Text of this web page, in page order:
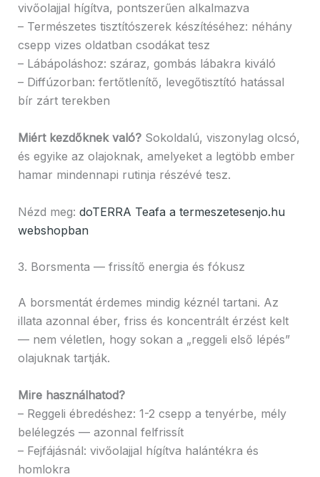
vivőolajjal hígítva, pontszerűen alkalmazva
– Természetes tisztítószerek készítéséhez: néhány
csepp vizes oldatban csodákat tesz
– Lábápoláshoz: száraz, gombás lábakra kiváló
– Diffúzorban: fertőtlenítő, levegőtisztító hatással
bír zárt terekben
Miért kezdőknek való?Sokoldalú, viszonylag olcsó,
és egyike az olajoknak, amelyeket a legtöbb ember
hamar mindennapi rutinja részévé tesz.
Nézd meg: doTERRA Teafa a termeszetesenjo.hu
webshopban
3. Borsmenta — frissítő energia és fókusz
A borsmentát érdemes mindig kéznél tartani. Az
illata azonnal éber, friss és koncentrált érzést kelt
— nem véletlen, hogy sokan a „reggeli első lépés”
olajuknak tartják.
Mire használhatod?
– Reggeli ébredéshez: 1-2 csepp a tenyérbe, mély
belélegzés — azonnal felfrissít
– Fejfájásnál: vivőolajjal hígítva halántékra és
homlokra